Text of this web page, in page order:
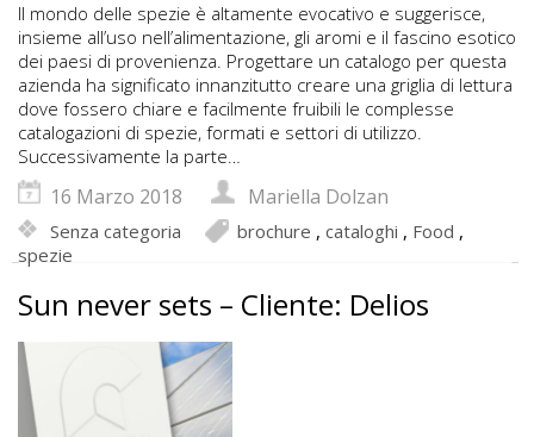
Il mondo delle spezie è altamente evocativo e suggerisce,
insieme all’uso nell’alimentazione, gli aromi e il fascino esotico
dei paesi di provenienza. Progettare un catalogo per questa
azienda ha significato innanzitutto creare una griglia di lettura
dove fossero chiare e facilmente fruibili le complesse
catalogazioni di spezie, formati e settori di utilizzo.
Successivamente la parte…
16 Marzo 2018 Mariella Dolzan
Senza categoria brochure , cataloghi , Food ,
spezie
Sun never sets – Cliente: Delios